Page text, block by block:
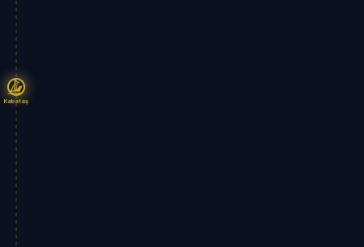
Kabataş